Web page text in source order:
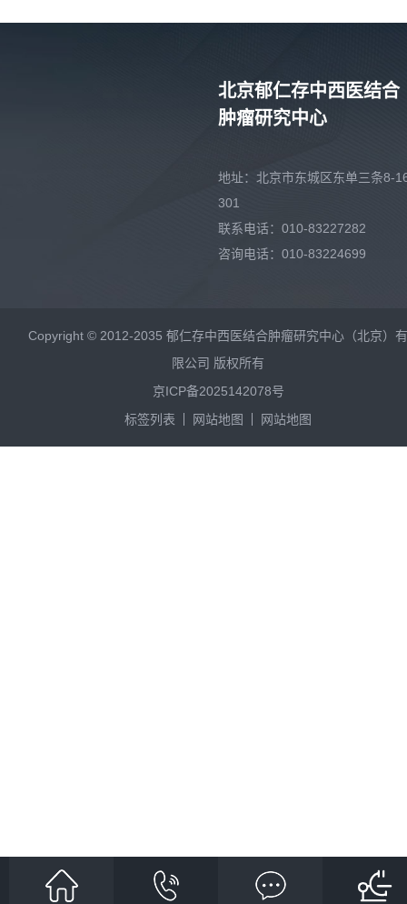
北京郁仁存中西医结合
肿瘤研究中心
地址：北京市东城区东单三条8-
301
联系电话：010-83227282
咨询电话：010-83224699
Copyright © 2012-2035 郁仁存中西医结合肿瘤研究中心（北京）有
限公司 版权所有
京ICP备2025142078号
标签列表
网站地图 网站地图